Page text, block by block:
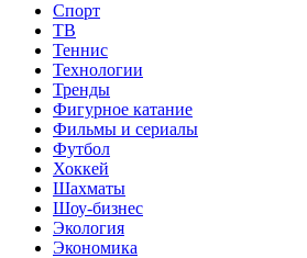
Спорт
ТВ
Теннис
Технологии
Тренды
Фигурное катание
Фильмы и сериалы
Футбол
Хоккей
Шахматы
Шоу-бизнес
Экология
Экономика